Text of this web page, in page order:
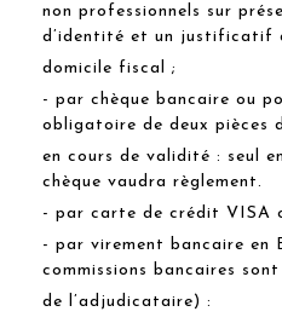
non professionnels sur
d’identité et un justificatif
domicile fiscal ;
- par chèque bancaire ou
obligatoire de deux pièces
en cours de validité : seul
chèque vaudra règlement.
- par carte de crédit VISA
- par virement bancaire en
commissions bancaires
de l’adjudicataire) :